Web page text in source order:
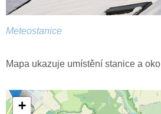
Meteostanice
Mapa ukazuje umístění stanice a
+